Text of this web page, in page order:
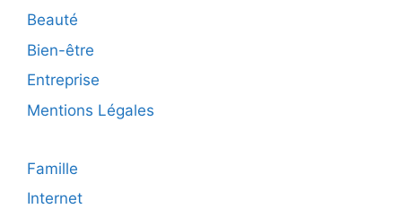
Beauté
Bien-être
Entreprise
Mentions Légales
Famille
Internet